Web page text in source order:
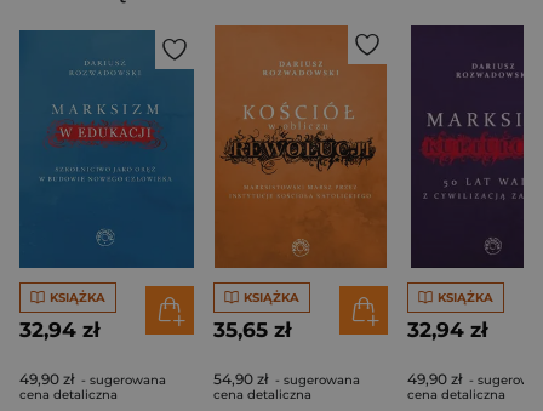
KSIĄŻKA
32,94 zł
49,90 zł - sugerowana
cena detaliczna
KSIĄŻKA
35,65 zł
54,90 zł - sugerowana
cena detaliczna
KSIĄŻKA
32,94 zł
49,90 zł -
cena detaliczna